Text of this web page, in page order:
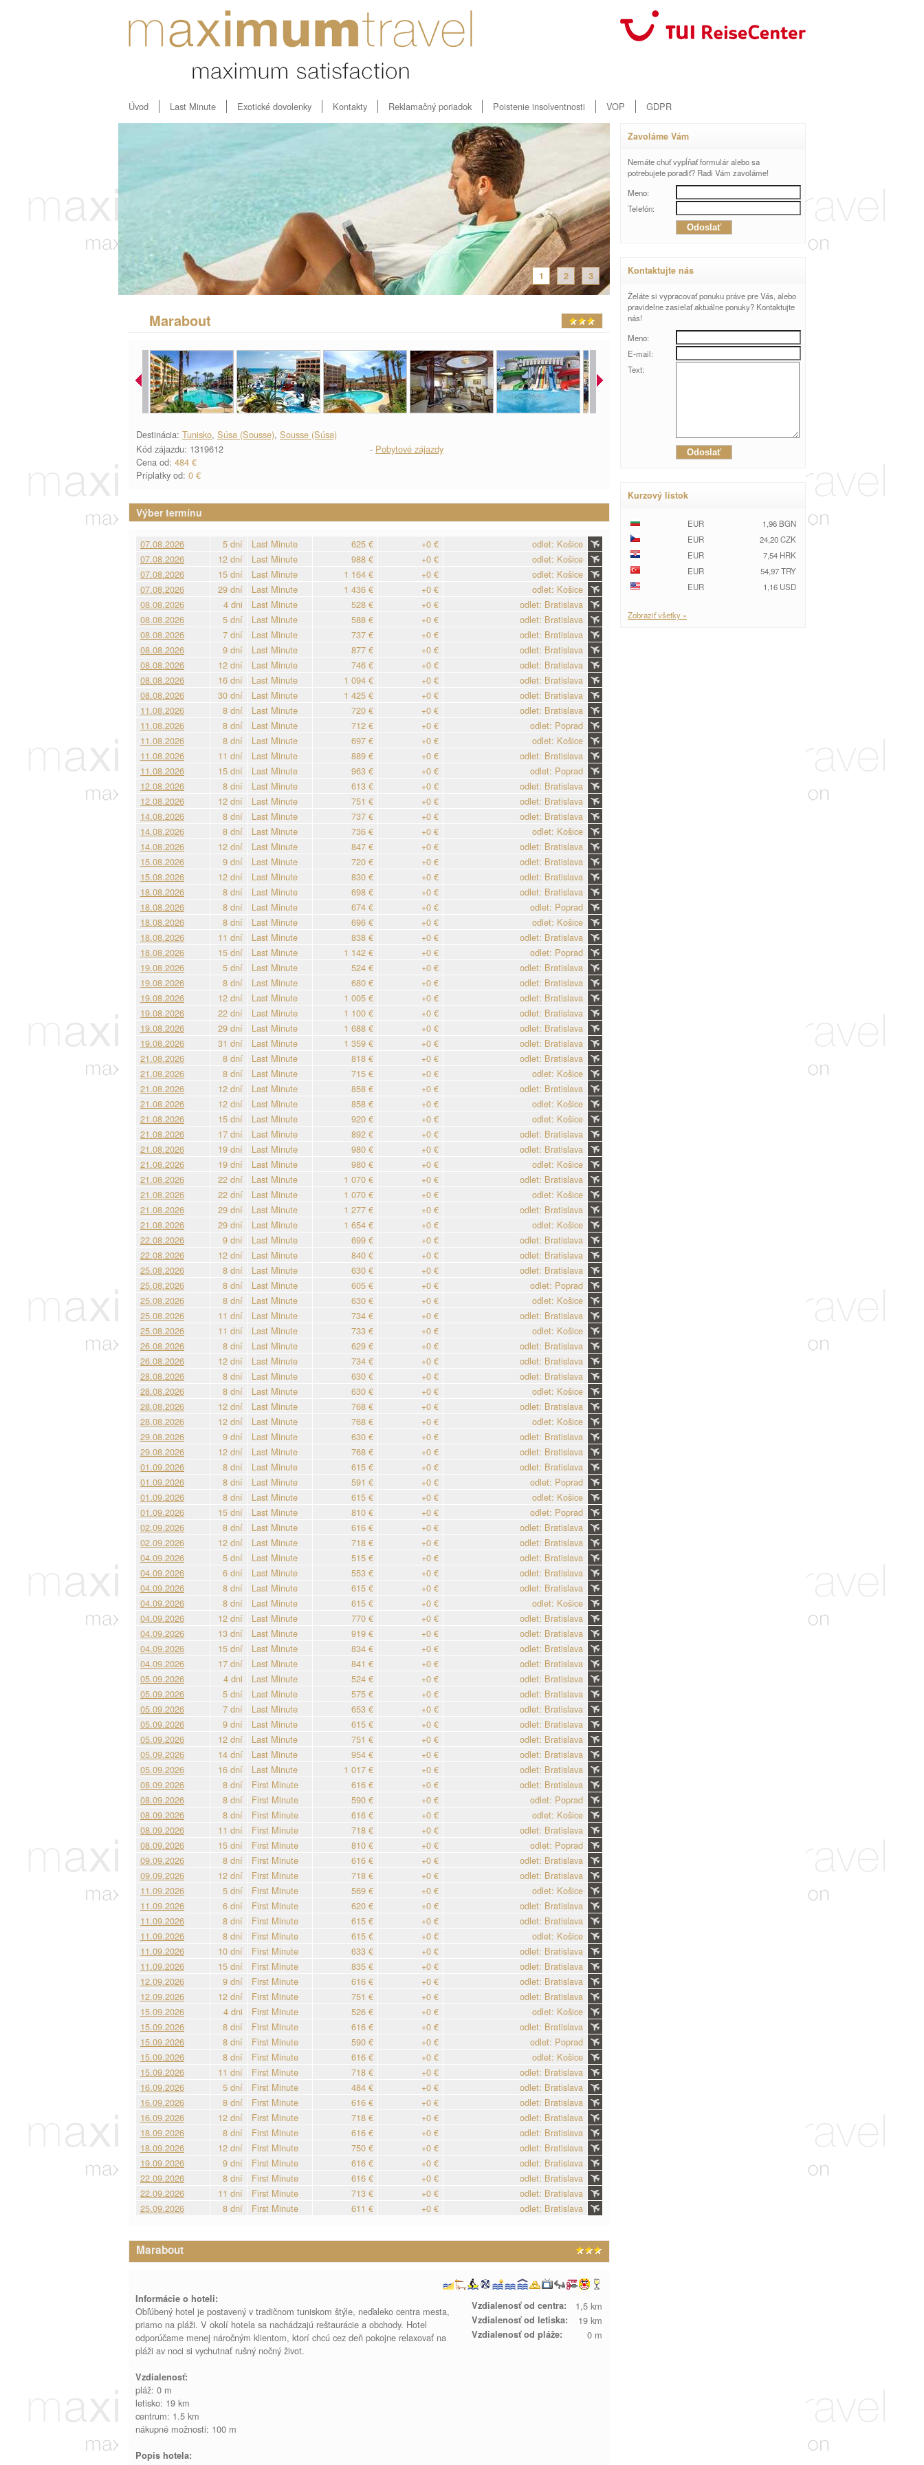
Úvod Last Minute Exotické dovolenky Kontakty Reklamačný poriadok Poistenie insolventnosti VOP GDPR
1 2 3
Marabout
Destinácia: Tunisko, Súsa (Sousse), Sousse (Súsa)
Kód zájazdu: 1319612
Cena od: 484 €
Príplatky od: 0 €
- Pobytové zájazdy
Výber termínu
07.08.2026 5 dní Last Minute 625 € +0 €
odlet: Košice
07.08.2026
12 dní Last Minute 988 € +0 €
odlet: Košice
07.08.2026
15 dní Last Minute 1 164 € +0 €
odlet: Košice
07.08.2026
29 dní Last Minute 1 436 € +0 €
odlet: Košice
08.08.2026
4 dni Last Minute 528 € +0 €
odlet: Bratislava
08.08.2026
5 dní Last Minute 588 € +0 €
odlet: Bratislava
08.08.2026
7 dní Last Minute 737 € +0 €
odlet: Bratislava
08.08.2026
9 dní Last Minute 877 € +0 €
odlet: Bratislava
08.08.2026
12 dní Last Minute 746 € +0 €
odlet: Bratislava
08.08.2026
16 dní Last Minute 1 094 € +0 €
odlet: Bratislava
08.08.2026
30 dní Last Minute 1 425 € +0 €
odlet: Bratislava
11.08.2026
8 dní Last Minute 720 € +0 €
odlet: Bratislava
11.08.2026
8 dní Last Minute 712 € +0 €
odlet: Poprad
11.08.2026
8 dní Last Minute 697 € +0 €
odlet: Košice
11.08.2026
11 dní Last Minute 889 € +0 €
odlet: Bratislava
11.08.2026
15 dní Last Minute 963 € +0 €
odlet: Poprad
12.08.2026
8 dní Last Minute 613 € +0 €
odlet: Bratislava
12.08.2026
12 dní Last Minute 751 € +0 €
odlet: Bratislava
14.08.2026
8 dní Last Minute 737 € +0 €
odlet: Bratislava
14.08.2026
8 dní Last Minute 736 € +0 €
odlet: Košice
14.08.2026
12 dní Last Minute 847 € +0 €
odlet: Bratislava
15.08.2026
9 dní Last Minute 720 € +0 €
odlet: Bratislava
15.08.2026
12 dní Last Minute 830 € +0 €
odlet: Bratislava
18.08.2026
8 dní Last Minute 698 € +0 €
odlet: Bratislava
18.08.2026
8 dní Last Minute 674 € +0 €
odlet: Poprad
18.08.2026
8 dní Last Minute 696 € +0 €
odlet: Košice
18.08.2026
11 dní Last Minute 838 € +0 €
odlet: Bratislava
18.08.2026
15 dní Last Minute 1 142 € +0 €
odlet: Poprad
19.08.2026
5 dní Last Minute 524 € +0 €
odlet: Bratislava
19.08.2026
8 dní Last Minute 680 € +0 €
odlet: Bratislava
19.08.2026
12 dní Last Minute 1 005 € +0 €
odlet: Bratislava
19.08.2026
22 dní Last Minute 1 100 € +0 €
odlet: Bratislava
19.08.2026
29 dní Last Minute 1 688 € +0 €
odlet: Bratislava
19.08.2026
31 dní Last Minute 1 359 € +0 €
odlet: Bratislava
21.08.2026
8 dní Last Minute 818 € +0 €
odlet: Bratislava
21.08.2026
8 dní Last Minute 715 € +0 €
odlet: Košice
21.08.2026
12 dní Last Minute 858 € +0 €
odlet: Bratislava
21.08.2026
12 dní Last Minute 858 € +0 €
odlet: Košice
21.08.2026
15 dní Last Minute 920 € +0 €
odlet: Košice
21.08.2026
17 dní Last Minute 892 € +0 €
odlet: Bratislava
21.08.2026
19 dní Last Minute 980 € +0 €
odlet: Bratislava
21.08.2026
19 dní Last Minute 980 € +0 €
odlet: Košice
21.08.2026
22 dní Last Minute 1 070 € +0 €
odlet: Bratislava
21.08.2026
22 dní Last Minute 1 070 € +0 €
odlet: Košice
21.08.2026
29 dní Last Minute 1 277 € +0 €
odlet: Bratislava
21.08.2026
29 dní Last Minute 1 654 € +0 €
odlet: Košice
22.08.2026
9 dní Last Minute 699 € +0 €
odlet: Bratislava
22.08.2026
12 dní Last Minute 840 € +0 €
odlet: Bratislava
25.08.2026
8 dní Last Minute 630 € +0 €
odlet: Bratislava
25.08.2026
8 dní Last Minute 605 € +0 €
odlet: Poprad
25.08.2026
8 dní Last Minute 630 € +0 €
odlet: Košice
25.08.2026
11 dní Last Minute 734 € +0 €
odlet: Bratislava
25.08.2026
11 dní Last Minute 733 € +0 €
odlet: Košice
26.08.2026
8 dní Last Minute 629 € +0 €
odlet: Bratislava
26.08.2026
12 dní Last Minute 734 € +0 €
odlet: Bratislava
28.08.2026
8 dní Last Minute 630 € +0 €
odlet: Bratislava
28.08.2026
8 dní Last Minute 630 € +0 €
odlet: Košice
28.08.2026
12 dní Last Minute 768 € +0 €
odlet: Bratislava
28.08.2026
12 dní Last Minute 768 € +0 €
odlet: Košice
29.08.2026
9 dní Last Minute 630 € +0 €
odlet: Bratislava
29.08.2026
12 dní Last Minute 768 € +0 €
odlet: Bratislava
01.09.2026
8 dní Last Minute 615 € +0 €
odlet: Bratislava
01.09.2026
8 dní Last Minute 591 € +0 €
odlet: Poprad
01.09.2026
8 dní Last Minute 615 € +0 €
odlet: Košice
01.09.2026
15 dní Last Minute 810 € +0 €
odlet: Poprad
02.09.2026
8 dní Last Minute 616 € +0 €
odlet: Bratislava
02.09.2026
12 dní Last Minute 718 € +0 €
odlet: Bratislava
04.09.2026
5 dní Last Minute 515 € +0 €
odlet: Bratislava
04.09.2026
6 dní Last Minute 553 € +0 €
odlet: Bratislava
04.09.2026
8 dní Last Minute 615 € +0 €
odlet: Bratislava
04.09.2026
8 dní Last Minute 615 € +0 €
odlet: Košice
04.09.2026
12 dní Last Minute 770 € +0 €
odlet: Bratislava
04.09.2026
13 dní Last Minute 919 € +0 €
odlet: Bratislava
04.09.2026
15 dní Last Minute 834 € +0 €
odlet: Bratislava
04.09.2026
17 dní Last Minute 841 € +0 €
odlet: Bratislava
05.09.2026
4 dni Last Minute 524 € +0 €
odlet: Bratislava
05.09.2026
5 dní Last Minute 575 € +0 €
odlet: Bratislava
05.09.2026
7 dní Last Minute 653 € +0 €
odlet: Bratislava
05.09.2026
9 dní Last Minute 615 € +0 €
odlet: Bratislava
05.09.2026
12 dní Last Minute 751 € +0 €
odlet: Bratislava
05.09.2026
14 dní Last Minute 954 € +0 €
odlet: Bratislava
05.09.2026
16 dní Last Minute 1 017 € +0 €
odlet: Bratislava
08.09.2026
8 dní First Minute 616 € +0 €
odlet: Bratislava
08.09.2026
8 dní First Minute 590 € +0 €
odlet: Poprad
08.09.2026
8 dní First Minute 616 € +0 €
odlet: Košice
08.09.2026
11 dní First Minute 718 € +0 €
odlet: Bratislava
08.09.2026
15 dní First Minute 810 € +0 €
odlet: Poprad
09.09.2026
8 dní First Minute 616 € +0 €
odlet: Bratislava
09.09.2026
12 dní First Minute 718 € +0 €
odlet: Bratislava
11.09.2026
5 dní First Minute 569 € +0 €
odlet: Košice
11.09.2026
6 dní First Minute 620 € +0 €
odlet: Bratislava
11.09.2026
8 dní First Minute 615 € +0 €
odlet: Bratislava
11.09.2026
8 dní First Minute 615 € +0 €
odlet: Košice
11.09.2026
10 dní First Minute 633 € +0 €
odlet: Bratislava
11.09.2026
15 dní First Minute 835 € +0 €
odlet: Bratislava
12.09.2026
9 dní First Minute 616 € +0 €
odlet: Bratislava
12.09.2026
12 dní First Minute 751 € +0 €
odlet: Bratislava
15.09.2026
4 dni First Minute 526 € +0 €
odlet: Košice
15.09.2026
8 dní First Minute 616 € +0 €
odlet: Bratislava
15.09.2026
8 dní First Minute 590 € +0 €
odlet: Poprad
15.09.2026
8 dní First Minute 616 € +0 €
odlet: Košice
15.09.2026
11 dní First Minute 718 € +0 €
odlet: Bratislava
16.09.2026
5 dní First Minute 484 € +0 €
odlet: Bratislava
16.09.2026
8 dní First Minute 616 € +0 €
odlet: Bratislava
16.09.2026
12 dní First Minute 718 € +0 €
odlet: Bratislava
18.09.2026
8 dní First Minute 616 € +0 €
odlet: Bratislava
18.09.2026
12 dní First Minute 750 € +0 €
odlet: Bratislava
19.09.2026
9 dní First Minute 616 € +0 €
odlet: Bratislava
22.09.2026
8 dní First Minute 616 € +0 €
odlet: Bratislava
22.09.2026
11 dní First Minute 713 € +0 €
odlet: Bratislava
25.09.2026
8 dní First Minute 611 € +0 € odlet: Bratislava
Marabout
Vzdialenosť od centra: 1,5 km
Vzdialenosť od letiska: 19 km
Vzdialenosť od pláže: 0 m
Informácie o hoteli:
Obľúbený hotel je postavený v tradičnom tuniskom štýle, neďaleko centra mesta,
priamo na pláži. V okolí hotela sa nachádzajú reštaurácie a obchody. Hotel
odporúčame menej náročným klientom, ktorí chcú cez deň pokojne relaxovať na
pláži av noci si vychutnať rušný nočný život.
Vzdialenosť:
pláž: 0 m
letisko: 19 km
centrum: 1.5 km
nákupné možnosti: 100 m
Popis hotela:
Zavoláme Vám
Nemáte chuť vypĺňať formulár alebo sa
potrebujete poradiť? Radi Vám zavoláme!
Meno:
Telefón:
Kontaktujte nás
Želáte si vypracovať ponuku práve pre Vás, alebo
pravidelne zasielať aktuálne ponuky? Kontaktujte
nás!
Meno:
E-mail:
Text:
Kurzový lístok
EUR
1,96 BGN
EUR
24,20 CZK
EUR
7,54 HRK
EUR
54,97 TRY
EUR
1,16 USD
Zobraziť všetky »